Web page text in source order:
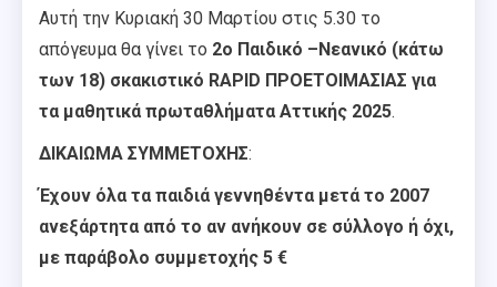
Αυτή την Κυριακή 30 Μαρτίου στις 5.30 το
απόγευμα θα γίνει το 2o Παιδικό –Νεανικό (κάτω
των 18) σκακιστικό RAPID ΠΡΟΕΤΟΙΜΑΣΙΑΣ για
τα μαθητικά πρωταθλήματα Αττικής 2025.
ΔΙΚΑΙΩΜΑ ΣΥΜΜΕΤΟΧΗΣ:
Έχουν όλα τα παιδιά γεννηθέντα μετά το 2007
ανεξάρτητα από το αν ανήκουν σε σύλλογο ή όχι,
με παράβολο συμμετοχής 5 €